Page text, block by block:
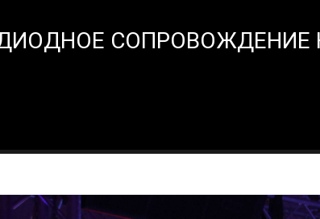
СОПРОВОЖДЕНИЕ